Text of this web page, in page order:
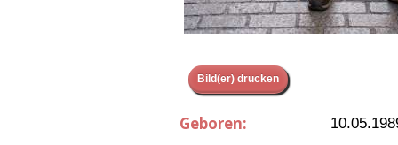
Bild(er) drucken
Geboren: